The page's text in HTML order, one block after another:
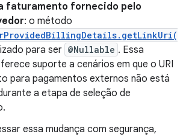
faturamento fornecido pelo
: o método
para ser @Nullable . Essa
suporte a cenários em que o URI
para pagamentos externos não está
a etapa de seleção de
essa mudança com segurança,